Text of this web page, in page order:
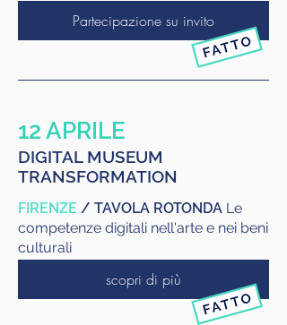
Partecipazione su invito
12 APRILE
DIGITAL MUSEUM
TRANSFORMATION
FIRENZE / TAVOLA ROTONDA Le
competenze digitali nell'arte e nei beni
culturali
scopri di più